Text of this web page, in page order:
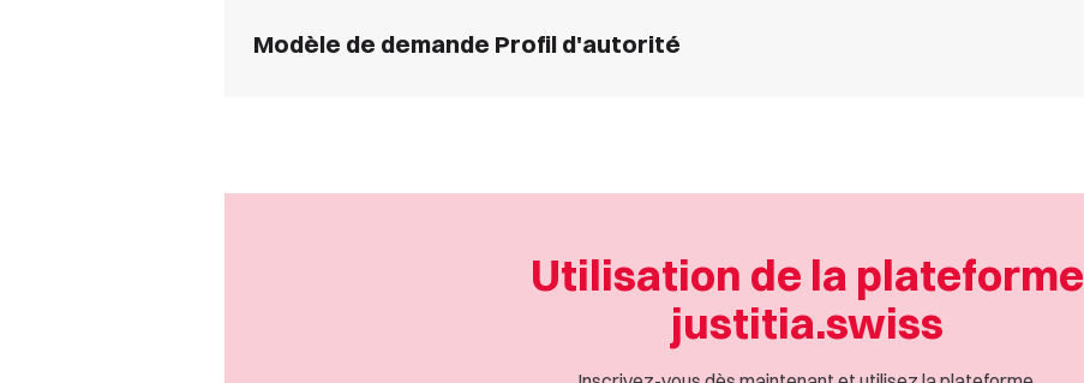
Modèle de demande Profil d'autorité
Utilisation de la plateforme
justitia.swiss